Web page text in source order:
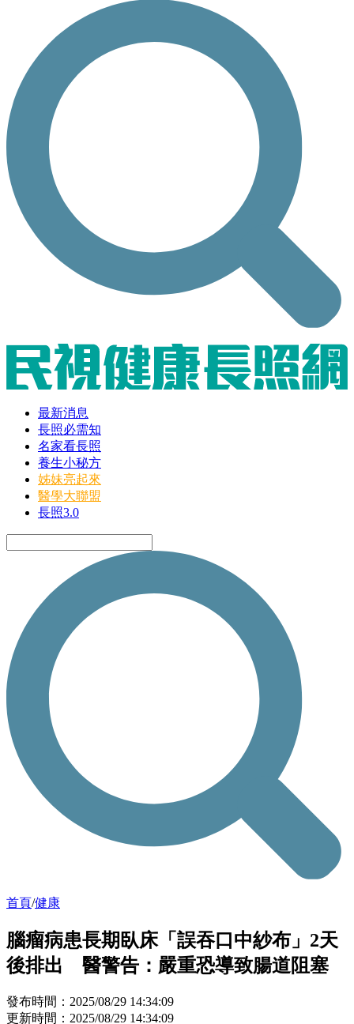
最新消息
長照必需知
名家看長照
養生小秘方
姊妹亮起來
醫學大聯盟
長照3.0
首頁/健康
腦瘤病患長期臥床「誤吞口中紗布」2天
後排出 醫警告：嚴重恐導致腸道阻塞
發布時間：2025/08/29 14:34:09
更新時間：2025/08/29 14:34:09